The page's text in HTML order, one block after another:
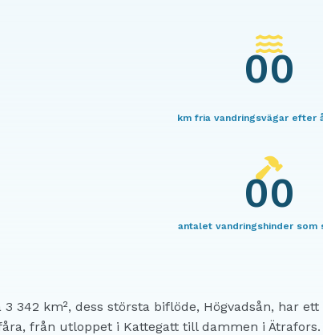
00
km fria vandringsvägar efter
00
antalet vandringshinder som
342 km², dess största biflöde, Högvadsån, har
från utloppet i Kattegatt till dammen i